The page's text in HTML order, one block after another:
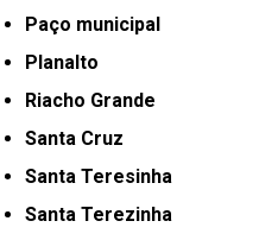
Paço municipal
Planalto
Riacho Grande
Santa Cruz
Santa Teresinha
Santa Terezinha